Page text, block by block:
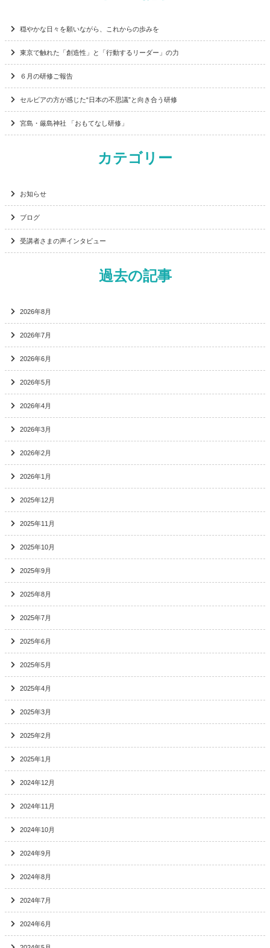
穏やかな日々を願いながら、これからの歩みを
東京で触れた「創造性」と「行動するリーダー」の力
６月の研修ご報告
セルビアの方が感じた“日本の不思議”と向き合う研修
宮島・厳島神社 「おもてなし研修」
カテゴリー
お知らせ
ブログ
受講者さまの声インタビュー
過去の記事
2026年8月
2026年7月
2026年6月
2026年5月
2026年4月
2026年3月
2026年2月
2026年1月
2025年12月
2025年11月
2025年10月
2025年9月
2025年8月
2025年7月
2025年6月
2025年5月
2025年4月
2025年3月
2025年2月
2025年1月
2024年12月
2024年11月
2024年10月
2024年9月
2024年8月
2024年7月
2024年6月